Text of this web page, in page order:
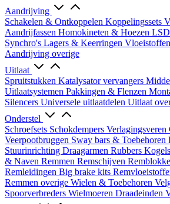
Aandrijving
Schakelen & Ontkoppelen Koppelingssets
Aandrijfassen Homokineten & Hoezen
Synchro's Lagers & Keerringen
Aandrijving overige
Uitlaat
Spruitstukken Katalysator vervangers
Uitlaatsystemen Pakkingen & Flenzen
Silencers Universele uitlaatdelen Uitlaat
Onderstel
Schroefsets Schokdempers Verlagingsveren
Veerpootbruggen Sway bars & Toebehoren
Stuurinrichting Draagarmen Rubbers
& Naven Remmen Remschijven
Remleidingen Big brake kits
Remmen overige Wielen & Toebehoren
Spoorverbreders Wielmoeren Draadeinden